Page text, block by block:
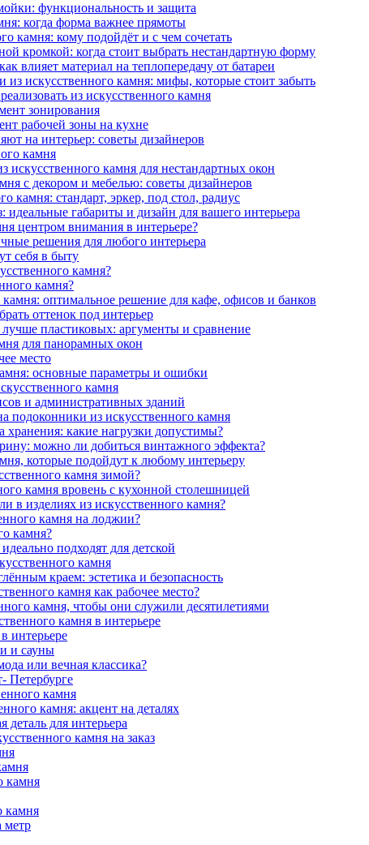
функциональность и защита
когда форма важнее прямоты
камня: кому подойдёт и с чем сочетать
кромкой: когда стоит выбрать нестандартную форму
влияет материал на теплопередачу от батареи
из искусственного камня: мифы, которые стоит забыть
из искусственного камня
зонирования
рабочей зоны на кухне
на интерьер: советы дизайнеров
камня
камня для нестандартных окон
с декором и мебелью: советы дизайнеров
камня: стандарт, эркер, под стол, радиус
идеальные габариты и дизайн для вашего интерьера
центром внимания в интерьере?
решения для любого интерьера
себя в быту
камня?
камня?
оптимальное решение для кафе, офисов и банков
оттенок под интерьер
пластиковых: аргументы и сравнение
для панорамных окон
место
основные параметры и ошибки
камня
и административных зданий
подоконники из искусственного камня
хранения: какие нагрузки допустимы?
можно ли добиться винтажного эффекта?
которые подойдут к любому интерьеру
камня зимой?
камня вровень с кухонной столешницей
в изделиях из искусственного камня?
камня на лоджии?
камня?
подходят для детской
камня
краем: эстетика и безопасность
камня как рабочее место?
камня, чтобы они служили десятилетиями
камня в интерьере
интерьере
и сауны
или вечная классика?
Петербурге
камня
камня: акцент на деталях
для интерьера
камня на заказ
камня
камня
метр